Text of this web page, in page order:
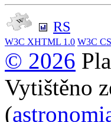
RS
W3C XHTML 1.0 W3C
© 2026
Vytištěno
(